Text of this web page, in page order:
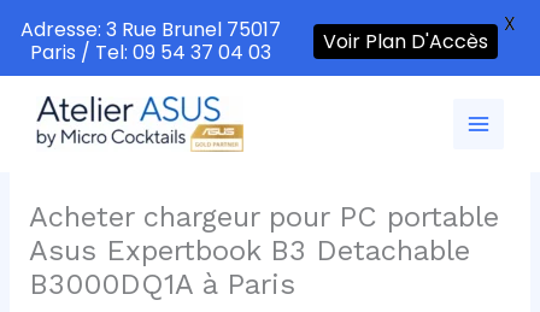
contenu
Acheter chargeur pour PC portable
Asus Expertbook B3 Detachable
B3000DQ1A à Paris
Adresse: 3 Rue Brunel 75017
Paris / Tel: 09 54 37 04 03
Voir Plan D'Accès
X